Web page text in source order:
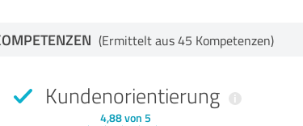
(Ermittelt aus 45 Kompetenzen)
Kundenorientierung
4,88 von 5